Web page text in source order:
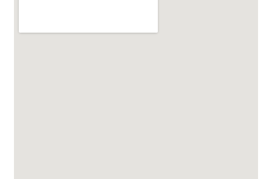
Szpitale